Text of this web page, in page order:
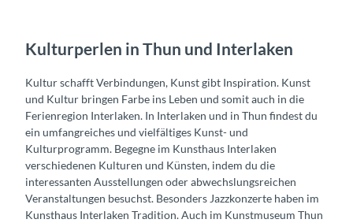
Kulturperlen in Thun und Interlaken
Kultur schafft Verbindungen, Kunst gibt Inspiration. Kunst
und Kultur bringen Farbe ins Leben und somit auch in die
Ferienregion Interlaken. In Interlaken und in Thun findest du
ein umfangreiches und vielfältiges Kunst- und
Kulturprogramm. Begegne im Kunsthaus Interlaken
verschiedenen Kulturen und Künsten, indem du die
interessanten Ausstellungen oder abwechslungsreichen
Veranstaltungen besuchst. Besonders Jazzkonzerte haben im
Kunsthaus Interlaken Tradition. Auch im Kunstmuseum Thun